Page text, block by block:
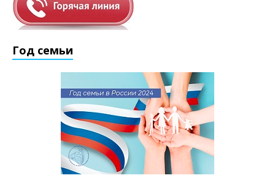
Год семьи